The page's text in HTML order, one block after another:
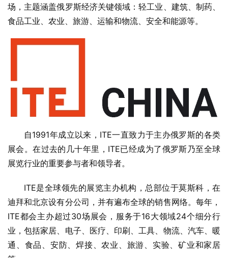
场，主题涵盖俄罗斯经济关键领域：轻工业、建筑、制药、
食品工业、农业、旅游、运输和物流、安全和能源等。
自1991年成立以来，ITE一直致力于主办俄罗斯的各类
展会。在过去的几十年里，ITE已经成为了俄罗斯乃至全球
展览行业的重要参与者和领导者。
ITE是全球领先的展览主办机构，总部位于莫斯科，在
迪拜和北京设有分公司，并有遍布全球的销售网络。每年，
ITE都会主办超过30场展会，服务于16大领域24个细分行
业，包括家居、电子、医疗、印刷、工具、物流、汽车、暖
通、食品、安防、焊接、农业、旅游、实验、矿业和家居